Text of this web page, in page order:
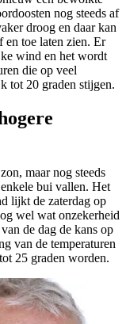
nog steeds af
droog en daar kan
en toe laten zien. Er
wind en het wordt
die op veel
tot 20 graden stijgen.
maar nog steeds
bui vallen. Het
lijkt de zaterdag op
wel wat onzekerheid
de dag de kans op
van de temperaturen
25 graden worden.